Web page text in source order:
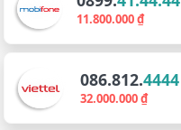
11.800.000 ₫
086.812.4444
32.000.000 ₫